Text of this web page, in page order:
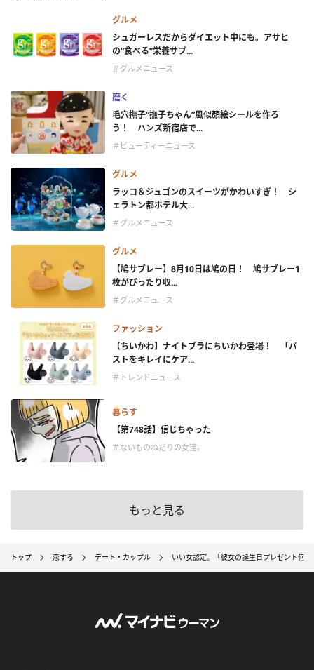
グルメ
シュガーレスだからダイエット中にも。アサヒ
の“食べる”栄養サプ...
＃グルメニュース
磨く
毛穴撫子“撫子ちゃん”風似顔絵シールを作ろ
う！ ハンズ新宿店で...
＃ビューティーニュース
グルメ
ラッコ＆ジュゴンのスイーツがかわいすぎ！ シ
ェラトン都ホテル大...
＃グルメニュース
グルメ
【鳩サブレー】8月10日は鳩の日！ 鳩サブレー1
枚がぴったり収...
＃グルメニュース
ファッション
【ちいかわ】ナイトブラにちいかわ登場！ 「バ
ストをキレイにケア...
＃トレンドニュース
暮らす
【第748話】信じちゃった
＃ないものねだりの女達。
もっと見る
トップ 恋する デート・カップル いい女認定。「彼女の誕生日プレゼント何